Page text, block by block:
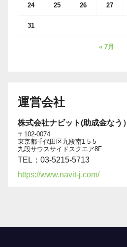
24 25 26 27
31
« 7月
運営会社
株式会社ナビット(助成金なう）
〒102-0074
東京都千代田区九段南1-5-5
九段サウスサイドスクエア8F
TEL：03-5215-5713
https://www.navit-j.com/